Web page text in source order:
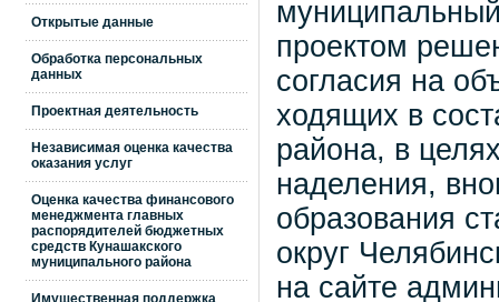
Открытые данные
Обработка персональных
данных
Проектная деятельность
Независимая оценка качества
оказания услуг
Оценка качества финансового
менеджмента главных
распорядителей бюджетных
средств Кунашакского
муниципального района
Имущественная поддержка
проектом
согласия на
ходящих в
района, в
наделения,
образования
округ
на сайте